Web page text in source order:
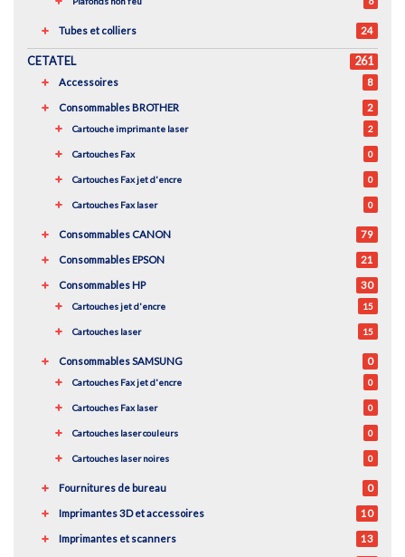
Tubes et colliers 24
CETATEL 261
Accessoires 8
Consommables BROTHER 2
Cartouche imprimante laser 2
Cartouches Fax 0
Cartouches Fax jet d'encre 0
Cartouches Fax laser 0
Consommables CANON 79
Consommables EPSON 21
Consommables HP 30
Cartouches jet d'encre 15
Cartouches laser 15
Consommables SAMSUNG 0
Cartouches Fax jet d'encre 0
Cartouches Fax laser 0
Cartouches laser couleurs 0
Cartouches laser noires 0
Fournitures de bureau 0
Imprimantes 3D et accessoires 10
Imprimantes et scanners 13